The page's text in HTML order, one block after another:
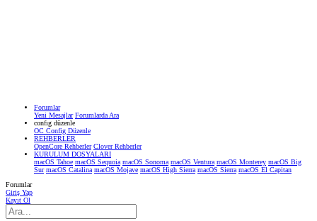
Forumlar
Yeni Mesajlar Forumlarda Ara
confıg düzenle
OC Config Düzenle
REHBERLER
OpenCore Rehberler Clover Rehberler
KURULUM DOSYALARI
macOS Tahoe macOS Sequoia macOS Sonoma macOS Ventura macOS Monterey macOS Big
Sur macOS Catalina macOS Mojave macOS High Sierra macOS Sierra macOS El Capitan
Forumlar
Giriş Yap
Kayıt Ol